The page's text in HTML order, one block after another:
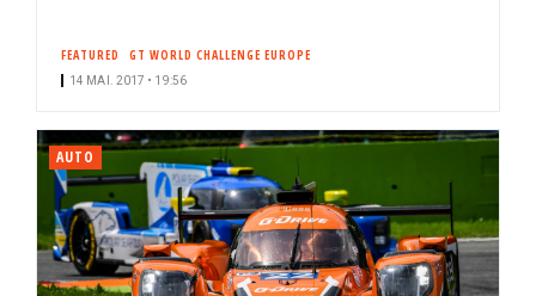
FEATURED GT WORLD CHALLENGE EUROPE
14 MAI. 2017 • 19:56
AUTO